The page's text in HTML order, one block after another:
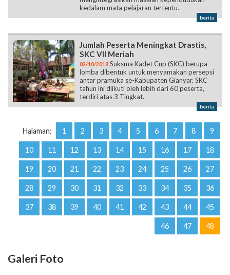
kedalam mata pelajaran tertentu.
berita
Jumlah Peserta Meningkat Drastis,
SKC VII Meriah
02/10/2018 Suksma Kadet Cup (SKC) berupa
lomba dibentuk untuk menyamakan persepsi
antar pramuka se-Kabupaten Gianyar. SKC
tahun ini diikuti oleh lebih dari 60 peserta,
terdiri atas 3 Tingkat.
berita
Halaman: 1 2 3 4 5 6 7 8 9
10 11 12 13 14 15 16 17 18
19 20 21 22 23 24 25 26 27
28 29 30 31 32 33 34 35 36
37 38 39 40 41 42 43 44 45
46 47 48
Galeri Foto